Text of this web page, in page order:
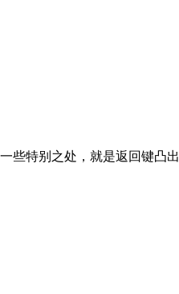
特别之处，就是返回键凸